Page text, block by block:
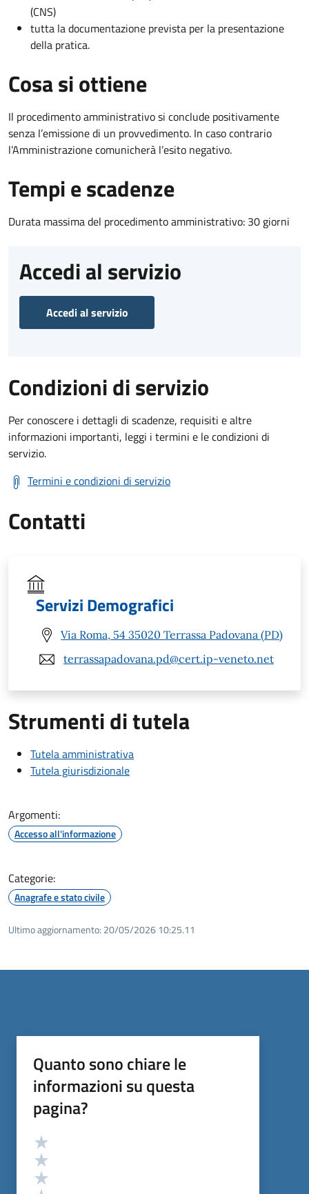
(CNS)
tutta la documentazione prevista per la presentazione
della pratica.
Cosa si ottiene
Il procedimento amministrativo si conclude positivamente
senza l’emissione di un provvedimento. In caso contrario
l’Amministrazione comunicherà l’esito negativo.
Tempi e scadenze
Durata massima del procedimento amministrativo: 30 giorni
Accedi al servizio
Accedi al servizio
Condizioni di servizio
Per conoscere i dettagli di scadenze, requisiti e altre
informazioni importanti, leggi i termini e le condizioni di
servizio.
Termini e condizioni di servizio
Contatti
Servizi Demografici
Via Roma, 54 35020 Terrassa Padovana (PD)
terrassapadovana.pd@cert.ip-veneto.net
Strumenti di tutela
Tutela amministrativa
Tutela giurisdizionale
Argomenti:
Accesso all'informazione
Categorie:
Anagrafe e stato civile
Ultimo aggiornamento: 20/05/2026 10:25.11
Quanto sono chiare le
informazioni su questa
pagina?
Valutazione